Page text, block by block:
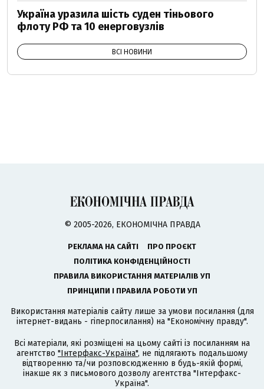
Україна уразила шість суден тіньового
флоту РФ та 10 енерговузлів
ВСІ НОВИНИ
© 2005-2026, ЕКОНОМІЧНА ПРАВДА
РЕКЛАМА НА САЙТІ
ПРО ПРОЄКТ
ПОЛІТИКА КОНФІДЕНЦІЙНОСТІ
ПРАВИЛА ВИКОРИСТАННЯ МАТЕРІАЛІВ УП
ПРИНЦИПИ І ПРАВИЛА РОБОТИ УП
Використання матеріалів сайту лише за умови посилання (для
інтернет-видань - гіперпосилання) на "Економічну правду".
Всі матеріали, які розміщені на цьому сайті із посиланням на
агентство "Інтерфакс-Україна", не підлягають подальшому
відтворенню та/чи розповсюдженню в будь-якій формі,
інакше як з письмового дозволу агентства "Інтерфакс-
Україна".